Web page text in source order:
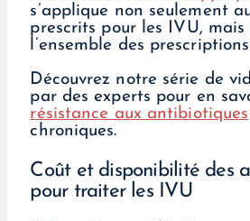
s’applique non seulement
prescrits pour les IVU, mais
l’ensemble des
Découvrez notre série de
par des experts pour en
résistance aux antibiotiques
chroniques.
Coût et disponibilité des
pour traiter les IVU